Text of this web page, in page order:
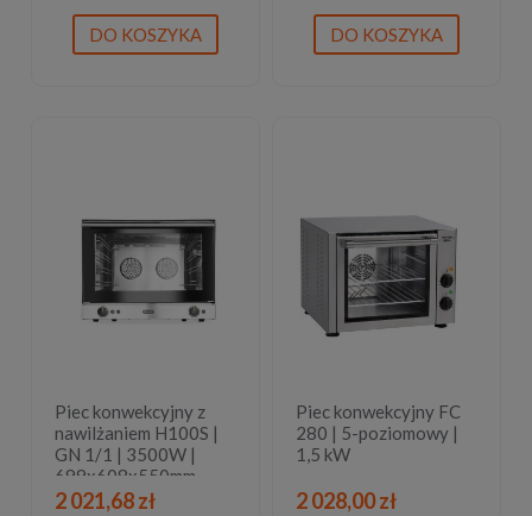
DO KOSZYKA DO KOSZYKA
Piec konwekcyjny z
nawilżaniem H100S |
GN 1/1 | 3500W |
699x608x550mm
2 021,68 zł
Piec konwekcyjny FC
280 | 5-poziomowy |
1,5 kW
2 028,00 zł